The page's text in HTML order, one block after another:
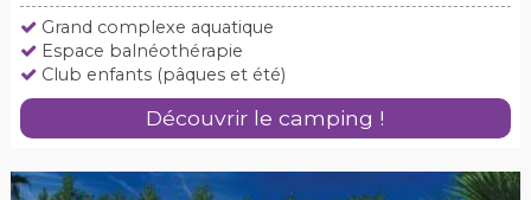
Grand complexe aquatique
Espace balnéothérapie
Club enfants (pâques et été)
Découvrir le camping !